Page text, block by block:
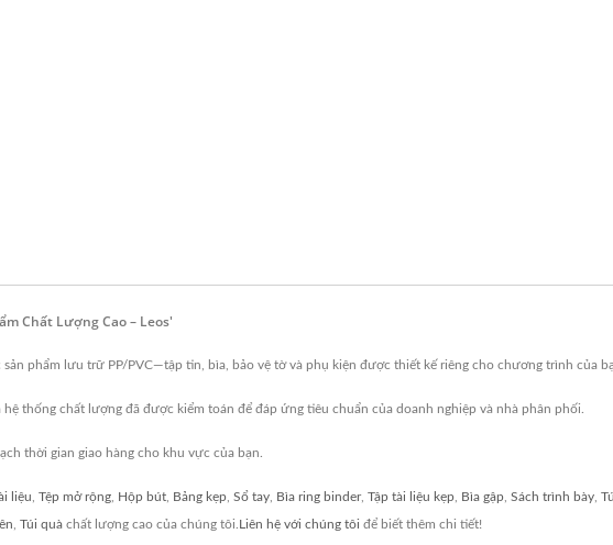
Chất Lượng Cao – Leos'
phẩm lưu trữ PP/PVC—tập tin, bìa, bảo vệ tờ và phụ kiện được thiết kế riêng cho chương trình của
thống chất lượng đã được kiểm toán để đáp ứng tiêu chuẩn của doanh nghiệp và nhà phân phối.
thời gian giao hàng cho khu vực của bạn.
liệu Tệp mở rộng Hộp bút Bảng kẹp Sổ tay Bìa ring binder, Tập tài liệu kẹp Bìa gập Sách trình bày
Túi quà chất lượng cao của chúng tôi. Liên hệ với chúng tôi để biết thêm chi tiết!